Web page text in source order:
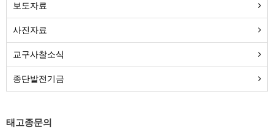
보도자료
사진자료
교구사찰소식
종단발전기금
태고종문의